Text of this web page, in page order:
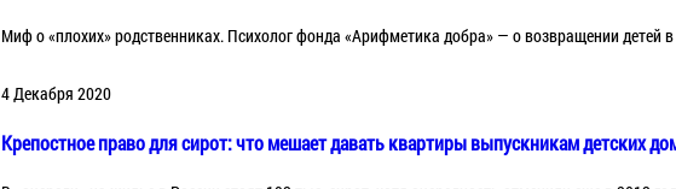
Миф о «плохих» родственниках. Психолог фонда «Арифметика добра» — о возвращении детей
4 Декабря 2020
Крепостное право для сирот: что мешает давать квартиры выпускникам детских